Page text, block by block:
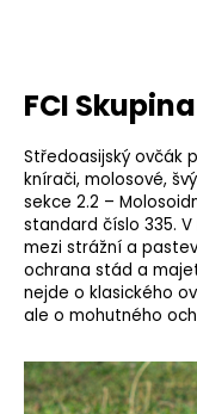
FCI Skupina
Středoasijský ovčák
knírači, molosové,
sekce 2.2 –
standard číslo 335.
mezi strážní a
ochrana stád a
nejde o klasického
ale o mohutného
o
u
č
u
j
e
m
e